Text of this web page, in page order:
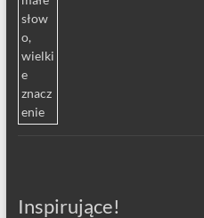
Inspirujące!